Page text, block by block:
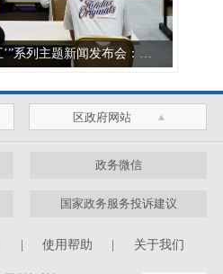
区政府网站
政务微信
国家政务服务投诉建议
| 使用帮助 | 关于我们